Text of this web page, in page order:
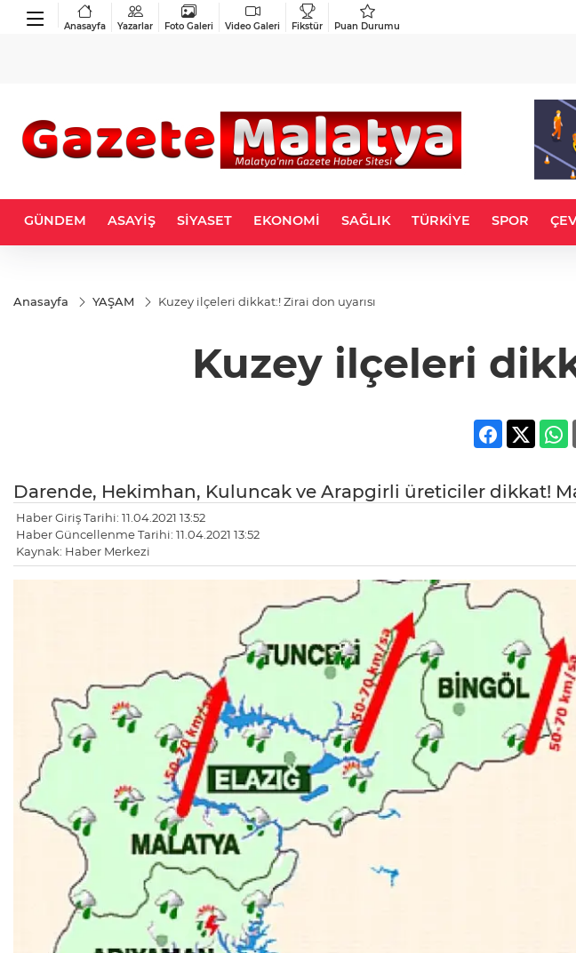
Anasayfa Yazarlar Foto Galeri Video Galeri Fikstür Puan Durumu
GÜNDEM ASAYİŞ SİYASET EKONOMİ SAĞLIK TÜRKİYE SPOR
Anasayfa YAŞAM Kuzey ilçeleri dikkat:! Zirai don uyarısı
Kuzey ilçeleri
Darende, Hekimhan, Kuluncak ve Arapgirli üreticiler dikkat!
Haber Giriş Tarihi: 11.04.2021 13:52
Haber Güncellenme Tarihi: 11.04.2021 13:52
Kaynak: Haber Merkezi